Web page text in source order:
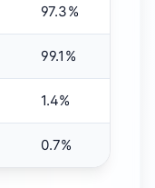
97.3%
99.1%
1.4%
0.7%